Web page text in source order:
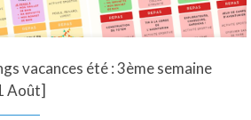
vacances été : 3ème semaine
Août]